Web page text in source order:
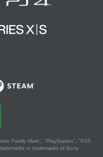
Family Mark", "PlayStation", "PS5
or trademarks of Sony